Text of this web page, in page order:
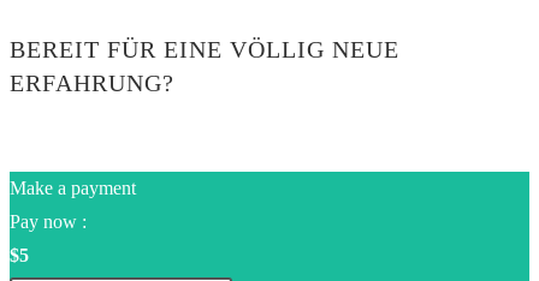
BEREIT FÜR EINE VÖLLIG NEUE
ERFAHRUNG?
Make a payment
Pay now :
$5